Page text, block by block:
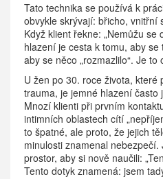
Tato technika se používá k
obvykle skrývají: břicho, vnitřní
Když klient řekne: „Nemůžu se
hlazení je cesta k tomu, aby
aby se něco „rozmazlilo“. Je to
U žen po 30. roce života, které
trauma, je jemné hlazení často
Mnozí klienti při prvním
intimních oblastech cítí
to špatné, ale proto, že jejich
minulosti znamenal
prostor, aby si nově naučili:
Tento dotyk znamená: jsem